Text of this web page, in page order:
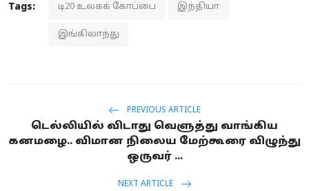
Tags: டி20 உலகக் கோப்பை இந்தியா
இங்கிலாந்து
PREVIOUS ARTICLE
டெல்லியில் விடாது வெளுத்து வாங்கிய
கனமழை.. விமான நிலைய மேற்கூரை விழுந்து
ஒருவர் ...
NEXT ARTICLE